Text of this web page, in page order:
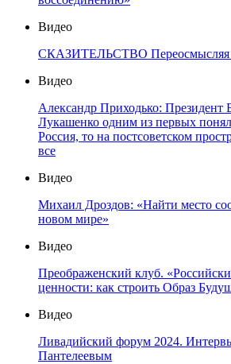
Видео
СКАЗИТЕЛЬСТВО Переосмысляя
Видео
Александр Приходько: Президент
Лукашенко одним из первых
Россия, то на постсоветском
все
Видео
Михаил Дроздов: «Найти место
новом мире»
Видео
Преображенский клуб.
ценности: как строить Образ
Видео
Ливадийский форум 2024.
Пантелеевым